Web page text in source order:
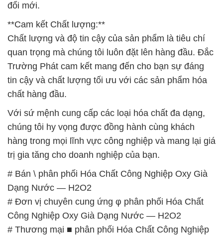
đổi mới.
**Cam kết Chất lượng:**
Chất lượng và độ tin cậy của sản phẩm là tiêu chí
quan trọng mà chúng tôi luôn đặt lên hàng đầu. Đắc
Trường Phát cam kết mang đến cho bạn sự đáng
tin cậy và chất lượng tối ưu với các sản phẩm hóa
chất hàng đầu.
Với sứ mệnh cung cấp các loại hóa chất đa dạng,
chúng tôi hy vọng được đồng hành cùng khách
hàng trong mọi lĩnh vực công nghiệp và mang lại giá
trị gia tăng cho doanh nghiệp của bạn.
# Bán \ phân phối Hóa Chất Công Nghiệp Oxy Già
Dạng Nước — H2O2
# Đơn vị chuyên cung ứng φ phân phối Hóa Chất
Công Nghiệp Oxy Già Dạng Nước — H2O2
# Thương mại ■ phân phối Hóa Chất Công Nghiệp